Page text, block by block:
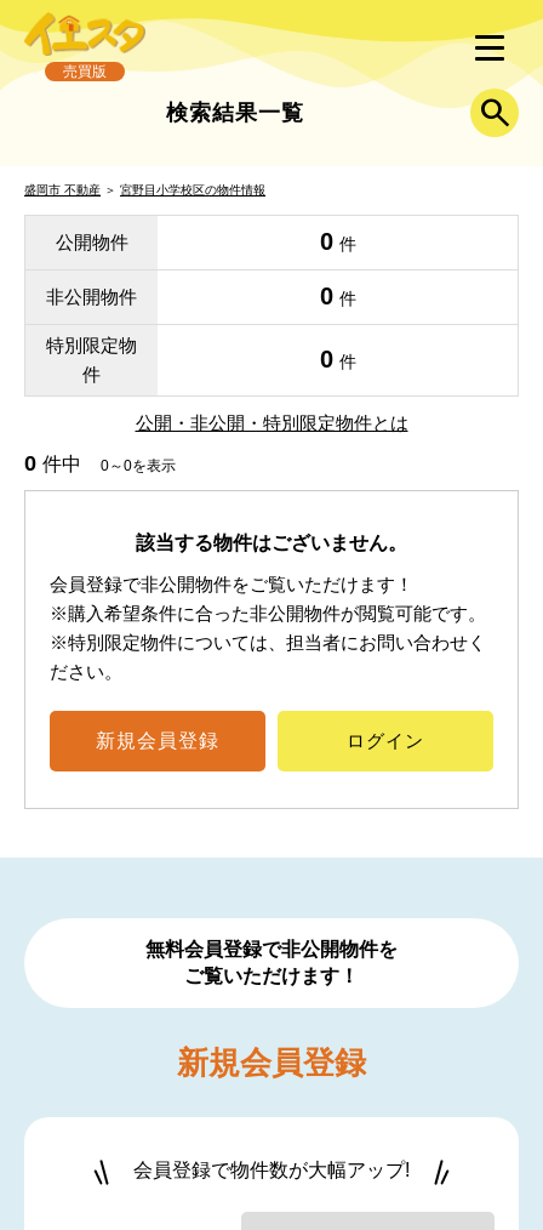
売買版
検索結果一覧
盛岡市 不動産 ＞ 宮野目小学校区の物件情報
公開物件 0 件
非公開物件 0 件
特別限定物
件
0 件
公開・非公開・特別限定物件とは
0 件中 0～0を表示
該当する物件はございません。
会員登録で非公開物件をご覧いただけます！
※購入希望条件に合った非公開物件が閲覧可能です。
※特別限定物件については、担当者にお問い合わせく
ださい。
新規会員登録 ログイン
無料会員登録で非公開物件を
ご覧いただけます！
新規会員登録
会員登録で物件数が大幅アップ!